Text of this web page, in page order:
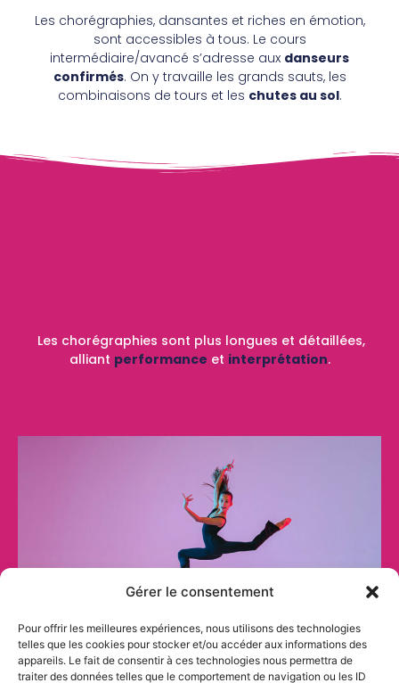
Gérer le consentement
Pour offrir les meilleures expériences, nous utilisons des technologies
telles que les cookies pour stocker et/ou accéder aux informations des
appareils. Le fait de consentir à ces technologies nous permettra de
traiter des données telles que le comportement de navigation ou les ID
Les chorégraphies, dansantes et riches en émotion,
sont accessibles à tous. Le cours
intermédiaire/avancé s’adresse aux danseurs
confirmés. On y travaille les grands sauts, les
combinaisons de tours et les chutes au sol.
Les chorégraphies sont plus longues et détaillées,
alliant performance et interprétation.